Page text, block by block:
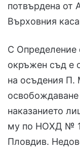
потвърдена от
Върховния
С Определение
окръжен съд е
на осъдения П.
наказанието
му по НОХД №
Пловдив.